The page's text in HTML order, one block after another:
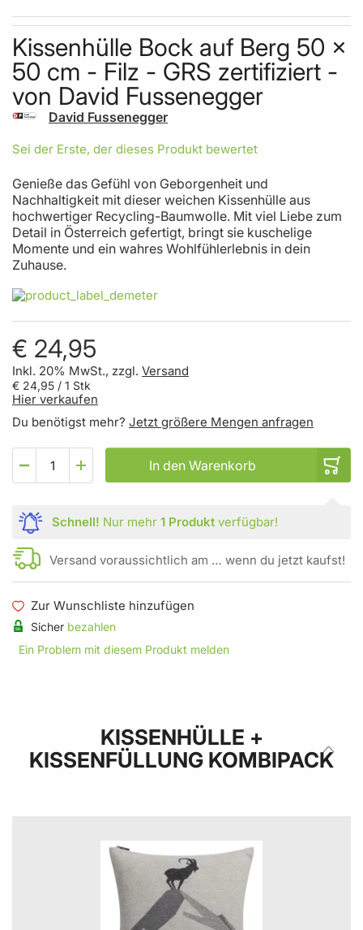
Skip to the beginning of the images gallery
Kissenhülle Bock auf Berg 50 x
50 cm - Filz - GRS zertifiziert -
von David Fussenegger
David Fussenegger
Sei der Erste, der dieses Produkt bewertet
Genieße das Gefühl von Geborgenheit und
Nachhaltigkeit mit dieser weichen Kissenhülle aus
hochwertiger Recycling-Baumwolle. Mit viel Liebe zum
Detail in Österreich gefertigt, bringt sie kuschelige
Momente und ein wahres Wohlfühlerlebnis in dein
Zuhause.
€ 24,95
Inkl. 20% MwSt., zzgl. Versand
€ 24,95 / 1 Stk
Hier verkaufen
Du benötigst mehr? Jetzt größere Mengen anfragen
In den Warenkorb
Schnell! Nur mehr 1 Produktverfügbar!
Versand voraussichtlich am … wenn du jetzt kaufst!
Zur Wunschliste hinzufügen
Sicher bezahlen
Ein Problem mit diesem Produkt melden
KISSENHÜLLE +
KISSENFÜLLUNG KOMBIPACK